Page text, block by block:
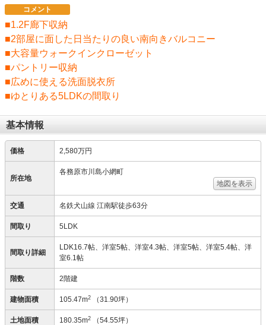
コメント
■1.2F廊下収納
■2部屋に面した日当たりの良い南向きバルコニー
■大容量ウォークインクローゼット
■パントリー収納
■広めに使える洗面脱衣所
■ゆとりある5LDKの間取り
基本情報
価格 2,580万円
所在地
各務原市川島小網町
地図を表示
交通 名鉄犬山線 江南駅徒歩63分
間取り 5LDK
間取り詳細
LDK16.7帖、洋室5帖、洋室4.3帖、洋室5帖、洋室5.4帖、洋
室6.1帖
階数 2階建
建物面積 105.47m2 （31.90坪）
土地面積 180.35m2 （54.55坪）